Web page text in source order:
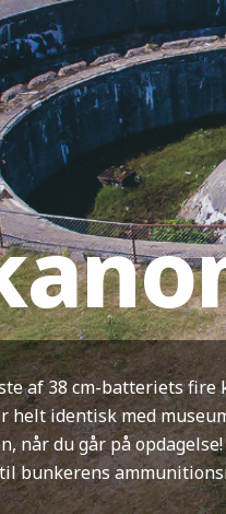
af 38 cm-batteriets fire
helt identisk med
når du går på opdagelse!
bunkerens